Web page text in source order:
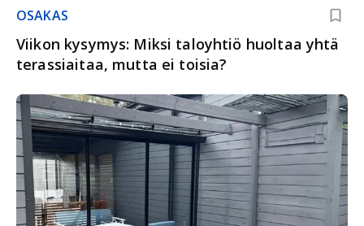
OSAKAS
Viikon kysymys: Miksi taloyhtiö huoltaa yhtä
terassiaitaa, mutta ei toisia?